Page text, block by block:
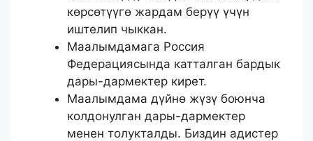
көрсөтүүгө жардам берүү үчүн
иштелип чыккан.
Маалымдамага Россия
Федерациясында катталган бардык
дары-дармектер кирет.
Маалымдама дүйнө жүзү боюнча
колдонулган дары-дармектер
менен толукталды. Биздин адистер